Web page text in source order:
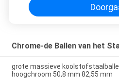
Chrome-de Ballen van het
grote massieve
hoogchroom 50,8 mm 82,55 mm